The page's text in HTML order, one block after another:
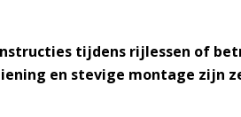
tijdens rijlessen of
en stevige montage zijn